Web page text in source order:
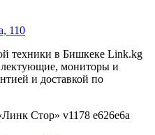
110
техники в Бишкеке Link.kg
мониторы и
и доставкой по
Стор» v1178 e626e6a